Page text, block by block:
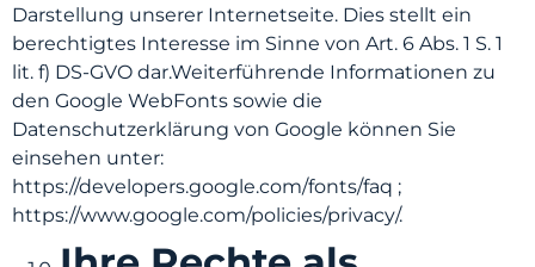
Darstellung unserer Internetseite. Dies stellt ein
berechtigtes Interesse im Sinne von Art. 6 Abs. 1 S. 1
lit. f) DS-GVO dar.Weiterführende Informationen zu
den Google WebFonts sowie die
Datenschutzerklärung von Google können Sie
einsehen unter:
https://developers.google.com/fonts/faq ;
https://www.google.com/policies/privacy/.